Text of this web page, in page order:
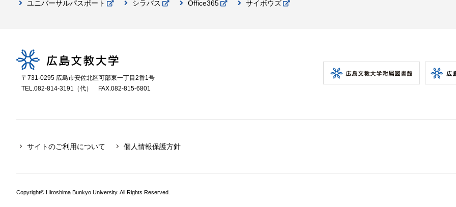
ユニバーサルパスポート
シラバス Office365 サイボウズ
〒731-0295 広島市安佐北区可部東一丁目2番1号
TEL.082-814-3191（代）
FAX.082-815-6801
サイトのご利用について 個人情報保護方針
Copyright© Hiroshima Bunkyo University. All Rights Reserved.